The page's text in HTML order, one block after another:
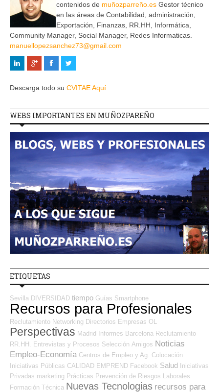
contenidos de muñozparreño.es Gestor técnico
en las áreas de Contabilidad, administración,
Exportación, Finanzas, RR.HH, Informática,
Community Manager, Social Manager, Redes Informaticas.
manuellopezsanchez73@gmail.com
Descarga todo su CVITAE Aquí
WEBS IMPORTANTES EN MUÑOZPAREÑO
ETIQUETAS
Sevilla DIVERSIDAD tiempo Guías Smartphone
Recursos para Profesionales
Reclutamiento Networking Directorios Empresas OL
Perspectivas Madrid Informes Barcelona Reclutamiento
RR.HH.
Entrevistas y Procesos Selección Amigos Noticias
Empleo-Economía Centros de Empleo y Ag. Colocación
Iniciativas Públicas CALIDAD EMPREND Facebook Salud Iniciativas
Privadas marketing Prácticas Prevención de Riesgos Laborales
Formación Técnica Nuevas Tecnologias recursos para